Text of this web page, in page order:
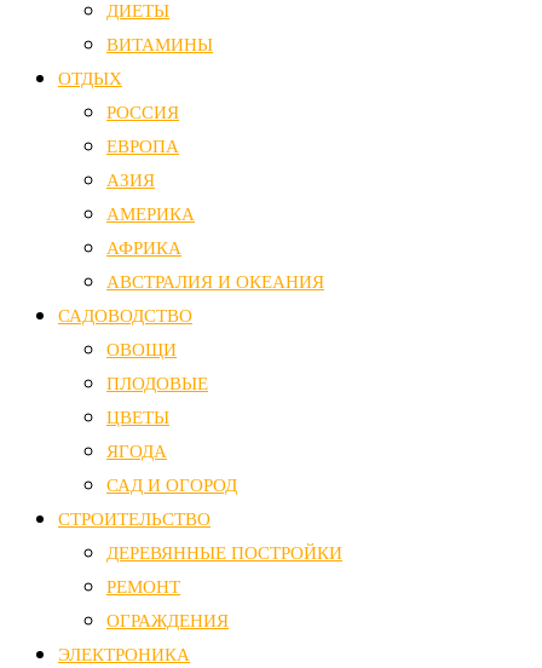
ДИЕТЫ
ВИТАМИНЫ
ОТДЫХ
РОССИЯ
ЕВРОПА
АЗИЯ
АМЕРИКА
АФРИКА
АВСТРАЛИЯ И ОКЕАНИЯ
САДОВОДСТВО
ОВОЩИ
ПЛОДОВЫЕ
ЦВЕТЫ
ЯГОДА
САД И ОГОРОД
СТРОИТЕЛЬСТВО
ДЕРЕВЯННЫЕ ПОСТРОЙКИ
РЕМОНТ
ОГРАЖДЕНИЯ
ЭЛЕКТРОНИКА